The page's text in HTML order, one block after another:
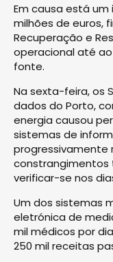
Em causa está
milhões de euros,
Recuperação e
operacional até ao
fonte.
Na sexta-feira, os
dados do Porto,
energia causou
sistemas de
progressivamente
constrangimentos
verificar-se nos
Um dos sistemas
eletrónica de
mil médicos por
250 mil receitas